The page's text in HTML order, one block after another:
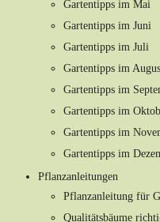
Gartentipps im Mai
Gartentipps im Juni
Gartentipps im Juli
Gartentipps im
Gartentipps im
Gartentipps im
Gartentipps im
Gartentipps im
Pflanzanleitungen
Pflanzanleitung für
Qualitätsbäume